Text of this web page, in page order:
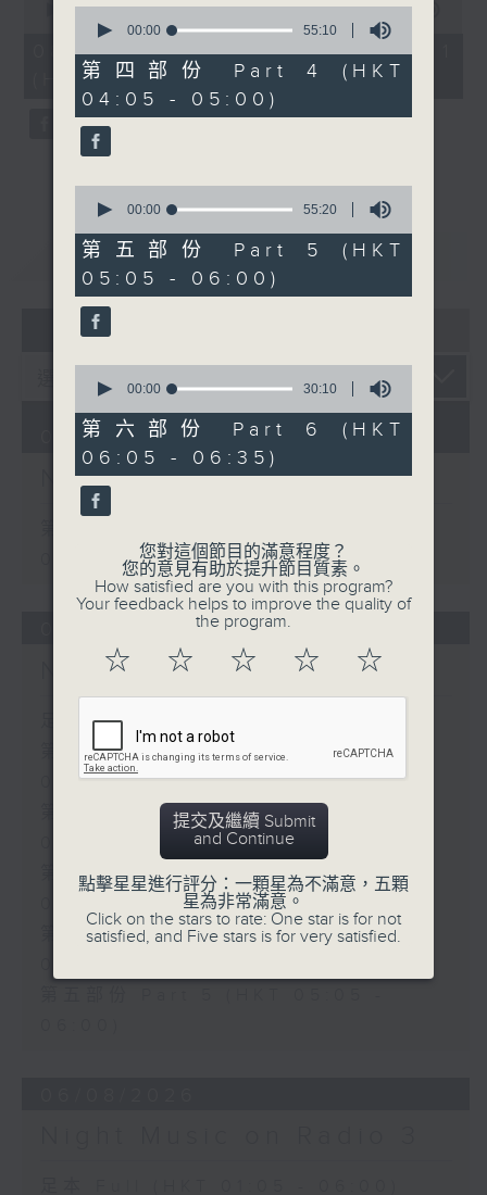
seconds
minutes,
seconds
00:00 54:59
08/08/2026 - 第一部份 Part 1
(HKT 01:05 - 02:00)
重溫 CATCHUP
07 - 08
08/08/2026
Night Music on Radio 3
02:00)
Night Music on Radio 3
足本 Full (HKT 01:05 - 06:00)
第一部份 Part 1 (HKT 01:05 -
02:00)
第二部份 Part 2 (HKT 02:05 -
第三部份 Part 3 (HKT 03:05 -
第四部份 Part 4 (HKT 04:05 -
seconds
55
minutes,
10
seconds
00:00 55:10
第四部份 Part 4 (HKT
04:05 - 05:00)
seconds
55
minutes,
20
seconds
00:00 55:20
第五部份 Part 5 (HKT
05:05 - 06:00)
seconds
30
minutes,
10
seconds
00:00 30:10
第六部份 Part 6 (HKT
06:05 - 06:35)
您對這個節目的滿意程度？
您的意見有助於提升節目質素。
How satisfied are you with this program?
Your feedback helps to improve the quality of
the program.
☆ ☆ ☆ ☆ ☆
提交及繼續 Submit
and Continue
點擊星星進行評分：一顆星為不滿意，五顆
星為非常滿意。
Click on the stars to rate: One star is for not
satisfied, and Five stars is for very satisfied.